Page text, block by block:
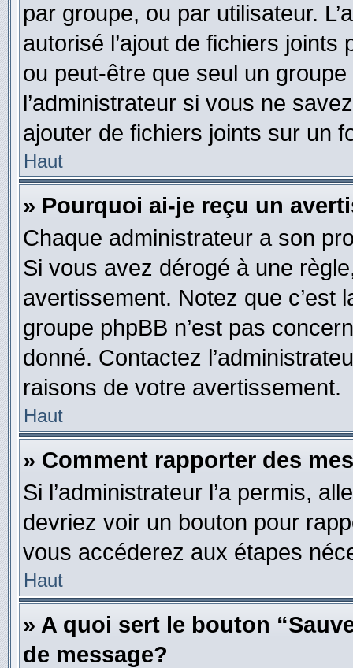
par groupe, ou par utilisateur.
autorisé l’ajout de fichiers
ou peut-être que seul un
l’administrateur si vous ne
ajouter de fichiers joints sur un
Haut
» Pourquoi ai-je reçu un
Chaque administrateur a son
Si vous avez dérogé à une
avertissement. Notez que c’est
groupe phpBB n’est pas
donné. Contactez
raisons de votre avertissement.
Haut
» Comment rapporter des
Si l’administrateur l’a permis,
devriez voir un bouton pour
vous accéderez aux étapes
Haut
» A quoi sert le bouton
de message?